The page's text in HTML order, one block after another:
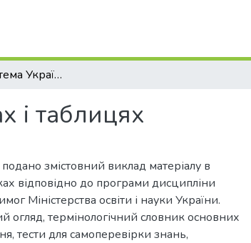
Бюджетна система України в схемах і таблицях
і таблицях
змістовний виклад матеріалу в
відповідно до програми дисципліни
Міністерства освіти і науки України.
огляд, термінологічний словник основних
тести для самоперевірки знань,